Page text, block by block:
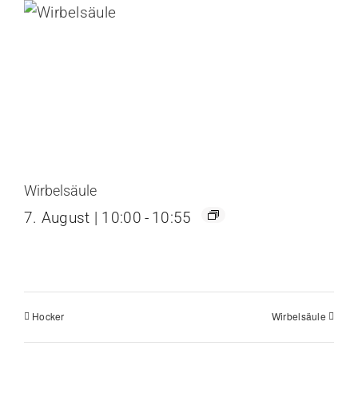
Wirbelsäule
7. August | 10:00 - 10:55
Hocker Wirbelsäule